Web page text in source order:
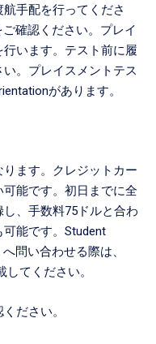
手配を行ってくださ
確認ください。プレイ
います。テスト前に履
。プレイスメントテス
があります。
ます。クレジットカー
能です。初日までに全
、手数料75ドルと合わ
能です。Student
問い合わせる際は、
てください。
ださい。